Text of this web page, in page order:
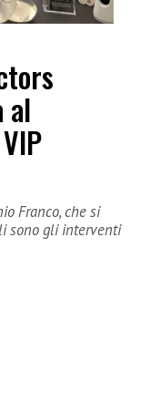
al
Franco, che si
sono gli interventi